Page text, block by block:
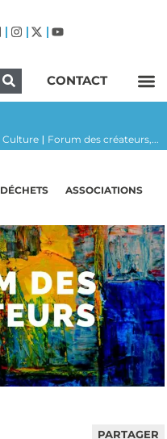
CONTACT
Culture | Forum des créateurs,...
DÉCHETS ASSOCIATIONS
PARTAGER